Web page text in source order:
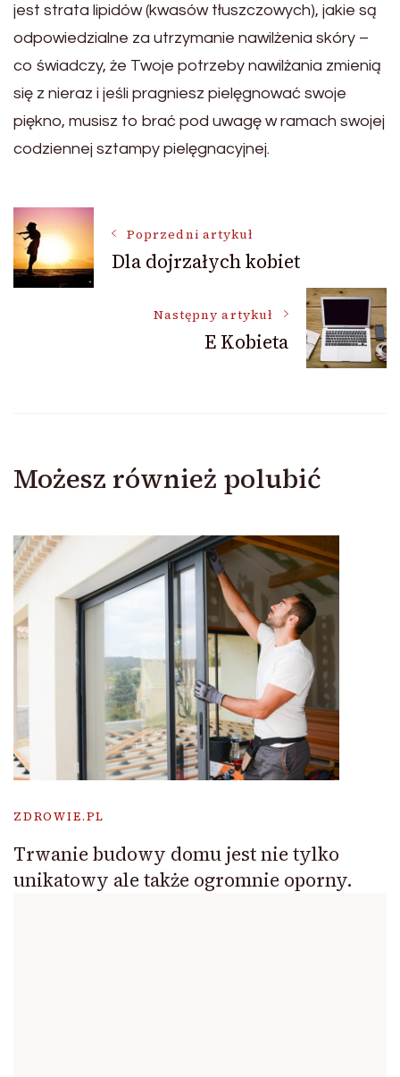
jest strata lipidów (kwasów tłuszczowych), jakie są
odpowiedzialne za utrzymanie nawilżenia skóry –
co świadczy, że Twoje potrzeby nawilżania zmienią
się z nieraz i jeśli pragniesz pielęgnować swoje
piękno, musisz to brać pod uwagę w ramach swojej
codziennej sztampy pielęgnacyjnej.
Nawigacja
wpisu
Poprzedni artykuł
Dla dojrzałych kobiet
Następny artykuł
E Kobieta
Możesz również polubić
ZDROWIE.PL
Trwanie budowy domu jest nie tylko
unikatowy ale także ogromnie oporny.